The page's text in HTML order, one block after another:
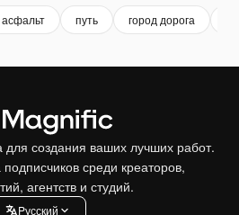
асфальт путь город дорога
создания ваших лучших работ.
среди креаторов,
агентств и студий.
Pусский